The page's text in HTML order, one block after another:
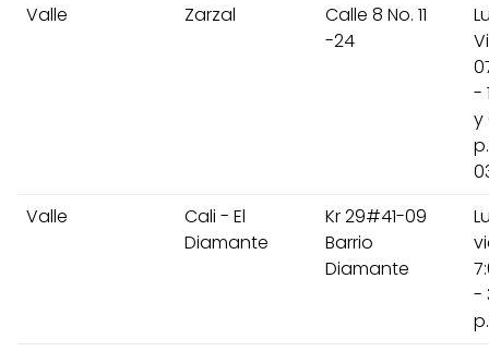
Valle
Zarzal
Calle 8 No. 11
-24
-
y
Valle
Cali - El
Diamante
Kr 29#41-09
Barrio
Diamante
-